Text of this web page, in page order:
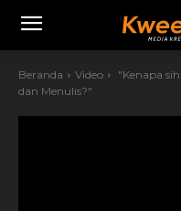
Beranda Video
"Kenapa
dan Menulis?"